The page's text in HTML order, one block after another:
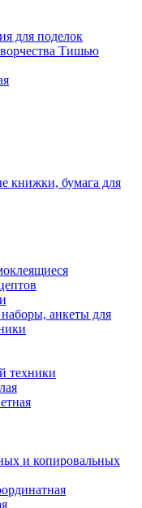
для поделок
Тишью
книжки, бумага для
анкеты для
техники
и копировальных